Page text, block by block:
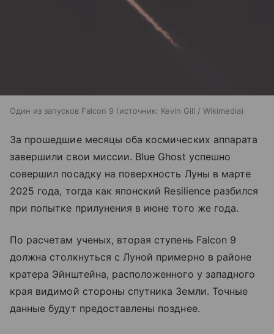
Один из запусков Falcon 9 источник: Kevin Gill / Wikimedia
За прошедшие месяцы оба космических аппарата
завершили свои миссии. Blue Ghost успешно
совершил посадку на поверхность Луны в марте
2025 года, тогда как японский Resilience разбился
при попытке прилунения в июне того же года.
По расчетам ученых, вторая ступень Falcon 9
должна столкнуться с Луной примерно в районе
кратера Эйнштейна, расположенного у западного
края видимой стороны спутника Земли. Точные
данные будут предоставлены позднее.